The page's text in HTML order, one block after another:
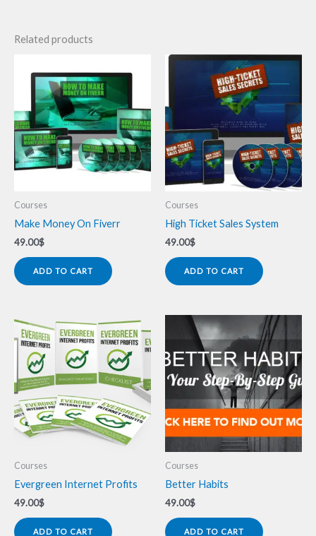
Related products
Courses
Make Money On Fiverr
49.00$
ADD TO CART
Courses
High Ticket Sales System
49.00$
ADD TO CART
Courses
Evergreen Internet Profits
49.00$
ADD TO CART
Courses
Better Habits
49.00$
ADD TO CART